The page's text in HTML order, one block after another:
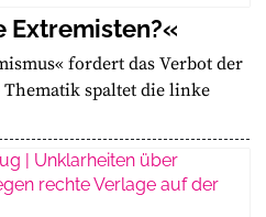
Extremisten?«
fordert das Verbot der
Thematik spaltet die linke